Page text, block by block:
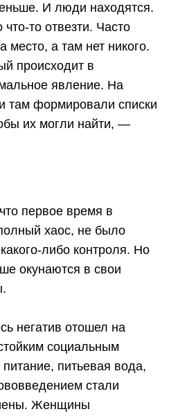
И люди находятся.
то отвезти. Часто
место, а там нет никого.
происходит в
явление. На
там формировали списки
их могли найти, —
первое время в
хаос, не было
либо контроля. Но
окунаются в свои
негатив отошел на
социальным
питьевая вода,
стали
Женщины